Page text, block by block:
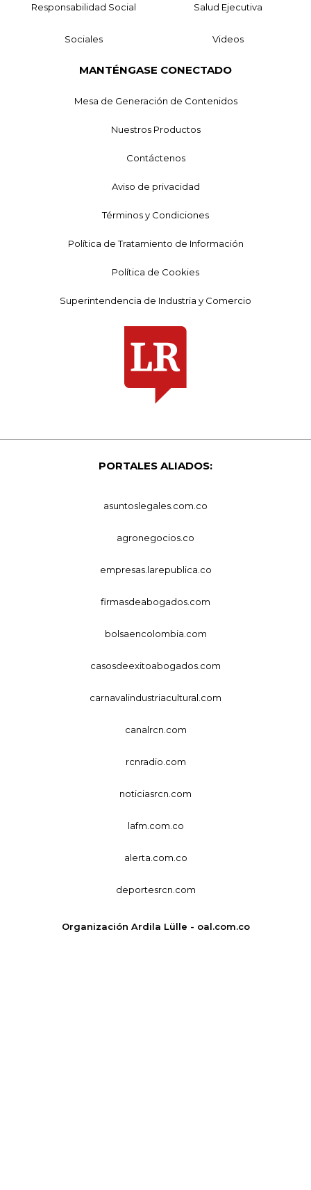
Responsabilidad Social Salud Ejecutiva
Sociales Videos
MANTÉNGASE CONECTADO
Mesa de Generación de Contenidos
Nuestros Productos
Contáctenos
Aviso de privacidad
Términos y Condiciones
Política de Tratamiento de Información
Política de Cookies
Superintendencia de Industria y Comercio
PORTALES ALIADOS:
asuntoslegales.com.co
agronegocios.co
empresas.larepublica.co
firmasdeabogados.com
bolsaencolombia.com
casosdeexitoabogados.com
carnavalindustriacultural.com
canalrcn.com
rcnradio.com
noticiasrcn.com
lafm.com.co
alerta.com.co
deportesrcn.com
Organización Ardila Lülle - oal.com.co